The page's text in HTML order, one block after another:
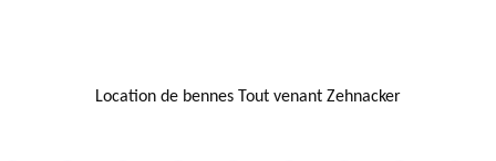
Location de bennes Tout venant Zehnacker